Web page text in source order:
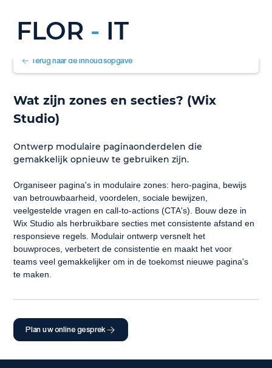
FLOR - IT
Terug naar de inhoudsopgave
Wat zijn zones en secties? (Wix
Studio)
Ontwerp modulaire paginaonderdelen die
gemakkelijk opnieuw te gebruiken zijn.
Organiseer pagina's in modulaire zones: hero-pagina, bewijs
van betrouwbaarheid, voordelen, sociale bewijzen,
veelgestelde vragen en call-to-actions (CTA's). Bouw deze in
Wix Studio als herbruikbare secties met consistente afstand en
responsieve regels. Modulair ontwerp versnelt het
bouwproces, verbetert de consistentie en maakt het voor
teams veel gemakkelijker om in de toekomst nieuwe pagina's
te maken.
Plan uw online gesprek